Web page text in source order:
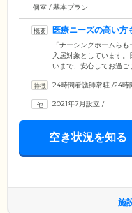
個室 / 基本プラン
医療ニーズの高い方
ています
「ナーシングホームら
入居対象としています
いまで、安心してお過ご
居のみなさまの健やかな
方など、医療サポートが
ん吸引やターミナルケ
24時間看護師常駐 /24時
2021年7月設立 /
空き状況を知る
施